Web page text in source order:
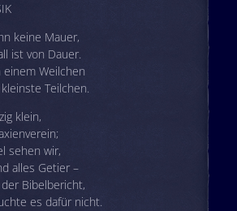
keine Mauer,
ist von Dauer.
einem Weilchen
Teilchen.
klein,
sehen wir,
alles Getier –
Bibelbericht,
es dafür nicht.